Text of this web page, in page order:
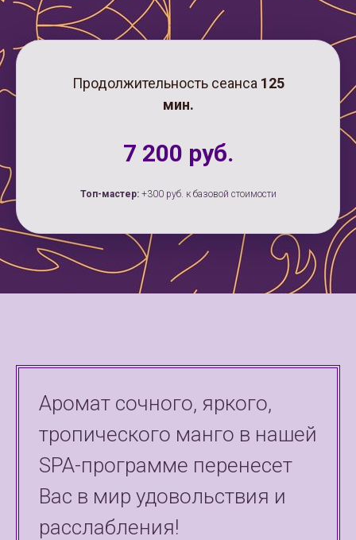
Продолжительность сеанса 125
мин.
7 200 руб.
Топ-мастер:+300 руб. к базовой стоимости
Аромат сочного, яркого,
тропического манго в нашей
SPA-программе перенесет
Вас в мир удовольствия и
расслабления!